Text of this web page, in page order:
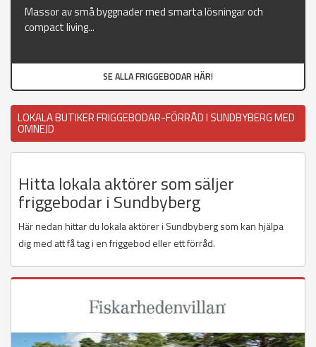
Massor av små byggnader med smarta lösningar och
compact living...
SE ALLA FRIGGEBODAR HÄR!
LOKALA BUTIKER FRIGGEBODAR-FÖRRÅD I SUNDBYBERG MED
OMNEJD
Hitta lokala aktörer som säljer
friggebodar i Sundbyberg
Här nedan hittar du lokala aktörer i Sundbyberg som kan hjälpa
dig med att få tag i en friggebod eller ett förråd.